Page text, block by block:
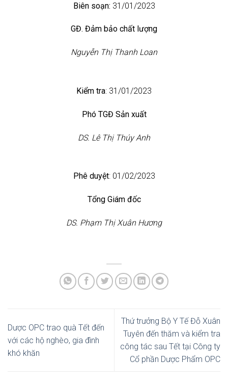
Biên soạn: 31/01/2023
GĐ. Đảm bảo chất lượng
Nguyễn Thị Thanh Loan
Kiểm tra: 31/01/2023
Phó TGĐ Sản xuất
DS. Lê Thị Thúy Anh
Phê duyệt: 01/02/2023
Tổng Giám đốc
DS. Phạm Thị Xuân Hương
Dược OPC trao quà Tết đến
với các hộ nghèo, gia đình
khó khăn
Thứ trưởng Bộ Y Tế Đỗ Xuân
Tuyên đến thăm và kiểm tra
công tác sau Tết tại Công ty
Cổ phần Dược Phẩm OPC